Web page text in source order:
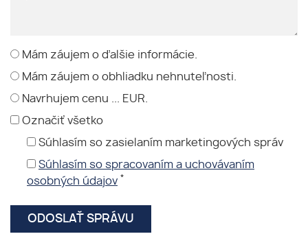
Mám záujem o ďalšie informácie.
Mám záujem o obhliadku nehnuteľnosti.
Navrhujem cenu ... EUR.
Označiť všetko
Súhlasím so zasielaním marketingových správ
Súhlasím so spracovaním a uchovávaním
osobných údajov *